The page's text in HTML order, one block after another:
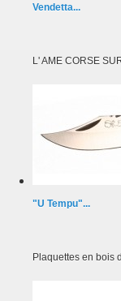
Vendetta...
L' AME CORSE
"U Tempu"...
Plaquettes en bois